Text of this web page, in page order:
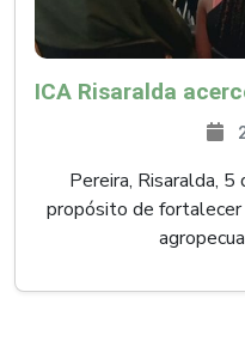
Pereira, Risaralda,
propósito de